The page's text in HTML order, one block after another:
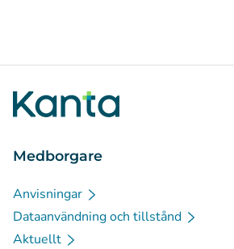
Medborgare
Anvisningar
Dataanvändning och tillstånd
Aktuellt